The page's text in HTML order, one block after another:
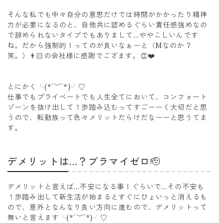
そんな私でも中々自分の意思だけでは時間がかかったり精神
力が必要になるのと、自他共に認めるぐらい責任感強めなの
で辞められないタイプでもありまして…ややこしいんです
ね。だから強制的！ってのが良いなぁーと（Mなのか？
笑。）👨🏻の会社様に感謝でござます。👏❤️
とにかく╰(*´︶`*)╯♡
仕事でもプライベートでも人生全てにおいて、コンフォート
ゾーンを抜け出して１歩踏み込むってすごーーく大切だと思
うので、転勤族って色々メリットだらけだなーーと思うてま
す。
デメリットは…？プラマイゼロ🫡
デメリットと言えば…不安になる事！ぐらいで…その不安も
１歩踏み出して新生活が始まるとすぐにひょいっと消えるも
ので、意外となんなり良い方向に進むので、デメリットって
無いと言えます╰(*´︶`*)╯♡